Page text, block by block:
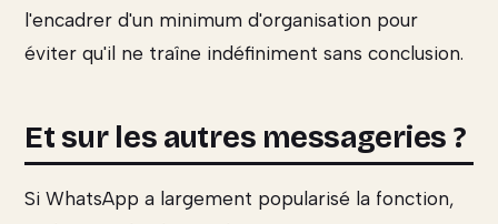
l'encadrer d'un minimum d'organisation pour
éviter qu'il ne traîne indéfiniment sans conclusion.
Et sur les autres messageries ?
Si WhatsApp a largement popularisé la fonction,